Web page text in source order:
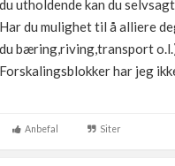
du utholdende kan du
Har du mulighet til å alliere
du bæring,riving,transport
Forskalingsblokker har jeg
Anbefal Siter